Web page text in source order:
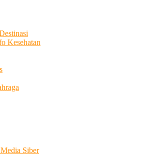
Kesehatan
Siber